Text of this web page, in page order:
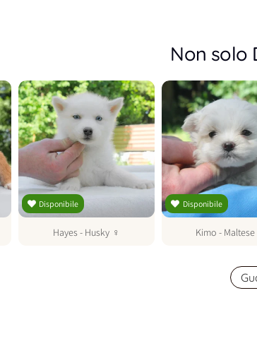
Non solo
Disponibile
Hayes- Husky ♀
Disponibile
Kimo - Maltese